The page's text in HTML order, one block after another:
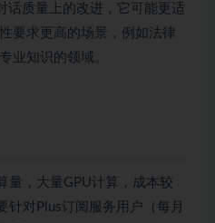
话质量上的改进，它可能更适
要求更高的场景，例如法律
业知识的领域。
量，大量GPU计算，成本较
针对Plus订阅服务用户（每月